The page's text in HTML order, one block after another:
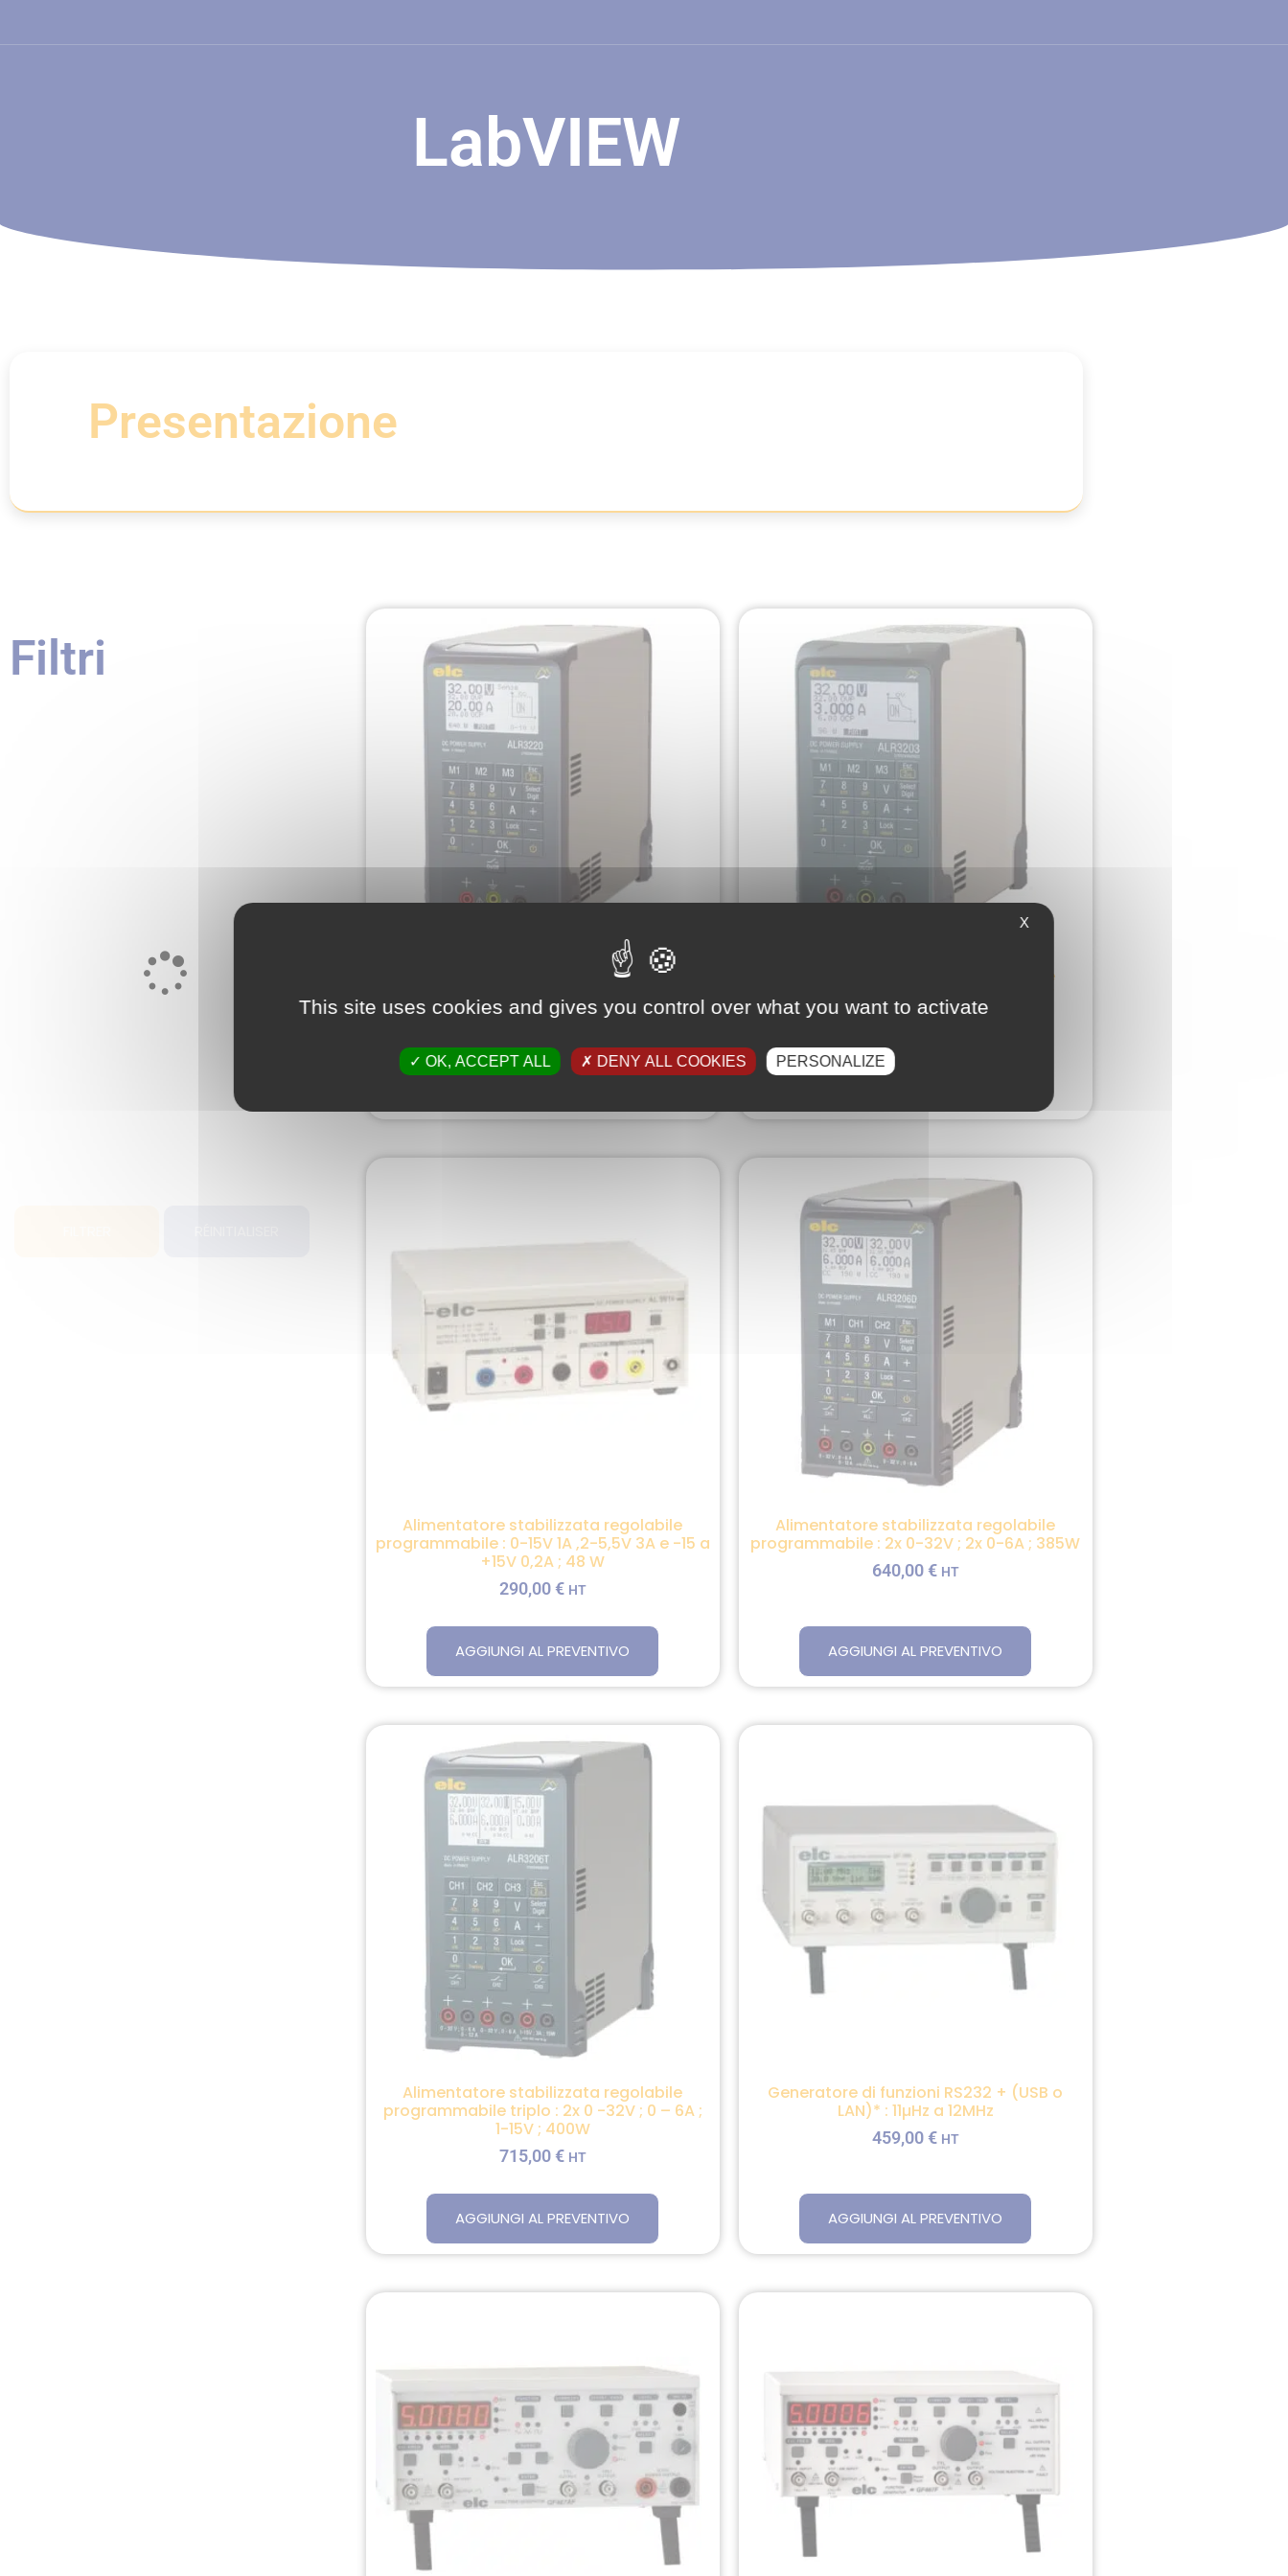
LabVIEW
Presentazione
Filtri
Alimentatore stabilizzata regolabile
programmabile : 0-32V ; 0-20A ; 640W
715,00€
Alimentatore stabilizzata regolabile
programmabile : 0-32V ; 0-6A ; 96W
Alimentatore stabilizzata regolabile
programmabile : 0-15V 1A ,2-5,5V 3A e -15 a
+15V 0,2A ; 48 W
290,00 € HT
AGGIUNGI AL PREVENTIVO
Alimentatore stabilizzata regolabile
programmabile : 2x 0-32V ; 2x 0-6A ; 385W
640,00 € HT
AGGIUNGI AL PREVENTIVO
Alimentatore stabilizzata regolabile
programmabile triplo : 2x 0 -32V ; 0 – 6A ;
1-15V ; 400W
715,00 € HT
AGGIUNGI AL PREVENTIVO
Generatore di funzioni RS232 + (USB o
LAN)* : 11µHz a 12MHz
459,00 € HT
AGGIUNGI AL PREVENTIVO
X
This site uses cookies and gives you control over what you want to activate
OK, ACCEPT ALL DENY ALL COOKIES PERSONALIZE